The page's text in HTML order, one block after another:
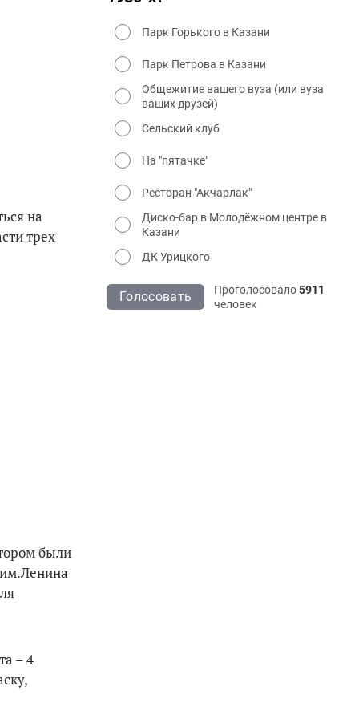
на
трех
были
– 4
Парк Горького в Казани
Парк Петрова в Казани
Общежитие вашего вуза (или вуза
ваших друзей)
Сельский клуб
На "пятачке"
Ресторан "Акчарлак"
Диско-бар в Молодёжном центре в
Казани
ДК Урицкого
Голосовать Проголосовало5911
человек